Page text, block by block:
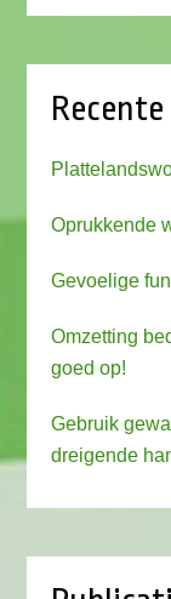
Oprukkende
Gevoelige
Omzetting
goed op!
Gebruik
dreigende